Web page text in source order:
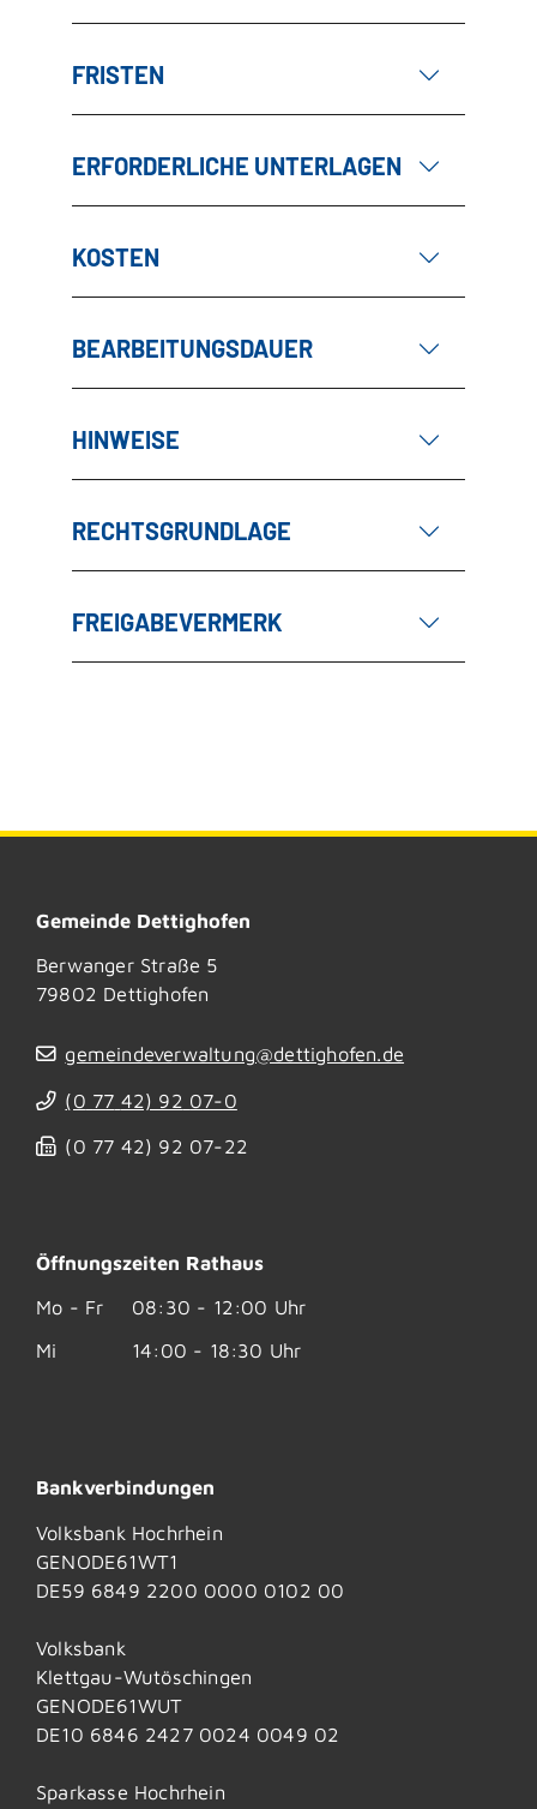
FRISTEN
ERFORDERLICHE UNTERLAGEN
KOSTEN
BEARBEITUNGSDAUER
HINWEISE
RECHTSGRUNDLAGE
FREIGABEVERMERK
Gemeinde Dettighofen
Berwanger Straße 5
79802 Dettighofen
gemeindeverwaltung@dettighofen.de
(0 77 42) 92 07-0
(0 77 42) 92 07-22
Öffnungszeiten Rathaus
Mo - Fr
08:30 - 12:00 Uhr
Mi
14:00 - 18:30 Uhr
Bankverbindungen
Volksbank Hochrhein
GENODE61WT1
DE59 6849 2200 0000 0102 00
Volksbank
Klettgau-Wutöschingen
GENODE61WUT
DE10 6846 2427 0024 0049 02
Sparkasse Hochrhein